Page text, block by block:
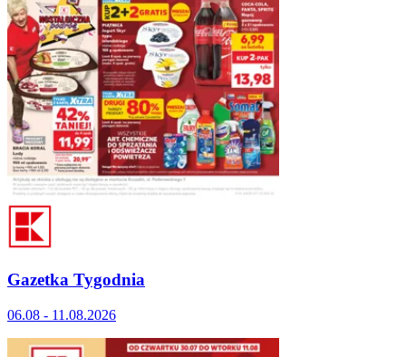
Gazetka Tygodnia
06.08 - 11.08.2026